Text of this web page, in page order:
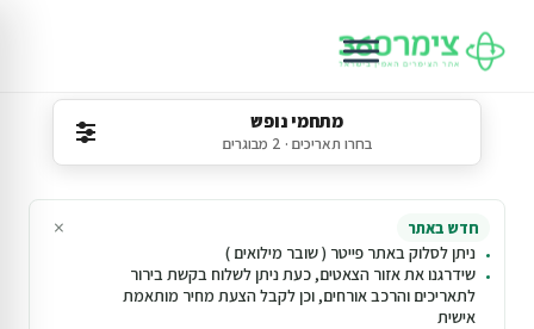
מתחמי נופש
בחרו תאריכים · 2 מבוגרים
חדש באתר
ניתן לסלוק באתר פייטר ( שובר מילואים )
שידרגנו את אזור הצאטים, כעת ניתן לשלוח בקשת בירור
לתאריכים והרכב אורחים, וכן לקבל הצעת מחיר מותאמת
אישית
×